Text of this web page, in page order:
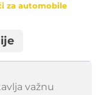
za automobile
važnu